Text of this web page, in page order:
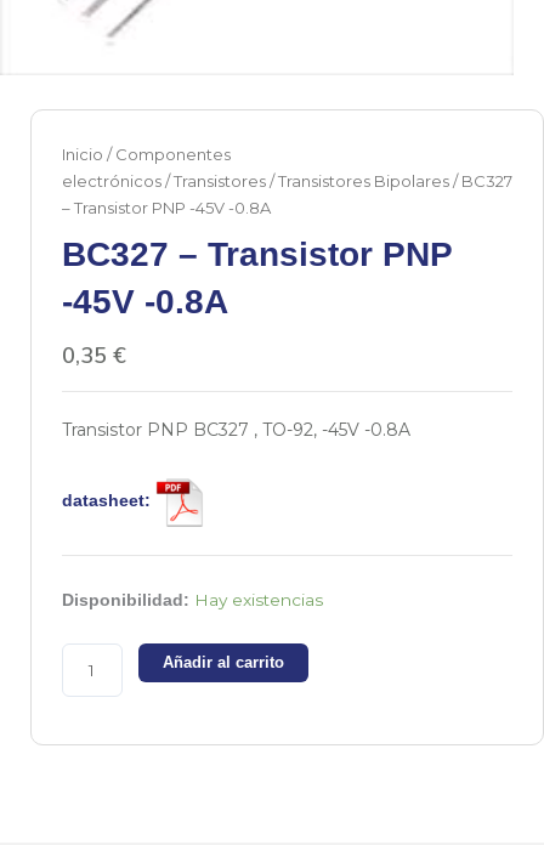
Inicio /Componentes
electrónicos/Transistores/Transistores Bipolares/ BC327
– Transistor PNP -45V -0.8A
BC327 – Transistor PNP
-45V -0.8A
0,35 €
Transistor PNP BC327 , TO-92, -45V -0.8A
datasheet:
Disponibilidad: Hay existencias
BC327
Transistor
PNP
-45V
Añadir al carrito